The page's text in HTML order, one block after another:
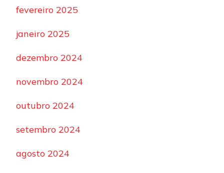
fevereiro 2025
janeiro 2025
dezembro 2024
novembro 2024
outubro 2024
setembro 2024
agosto 2024